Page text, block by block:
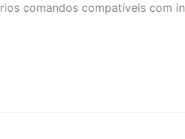
comandos compatíveis com